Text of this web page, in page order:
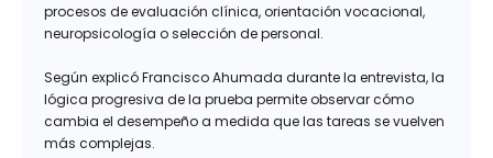
procesos de evaluación clínica, orientación vocacional,
neuropsicología o selección de personal.
Según explicó Francisco Ahumada durante la entrevista, la
lógica progresiva de la prueba permite observar cómo
cambia el desempeño a medida que las tareas se vuelven
más complejas.